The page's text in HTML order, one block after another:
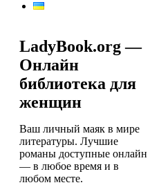
LadyBook.org —
Онлайн
библиотека для
женщин
Ваш личный маяк в мире
литературы. Лучшие
романы доступные онлайн
— в любое время и в
любом месте.